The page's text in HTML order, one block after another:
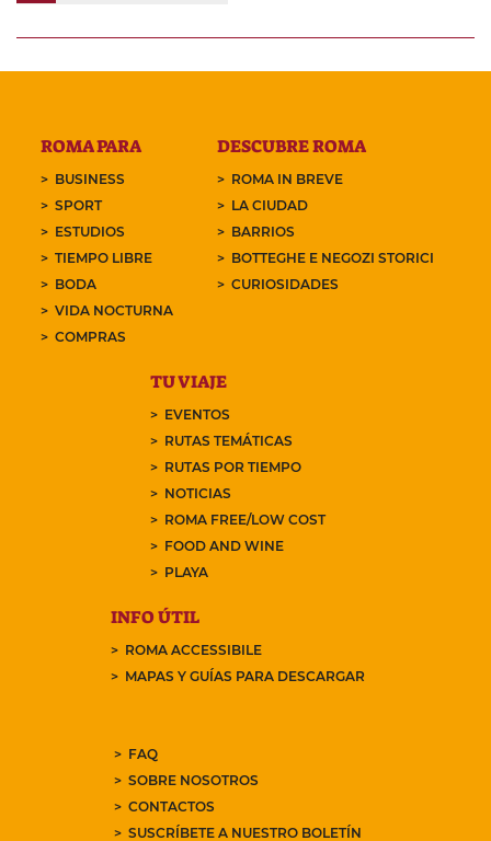
ROMA PARA
BUSINESS
SPORT
ESTUDIOS
TIEMPO LIBRE
BODA
VIDA NOCTURNA
COMPRAS
DESCUBRE ROMA
ROMA IN BREVE
LA CIUDAD
BARRIOS
BOTTEGHE E NEGOZI STORICI
CURIOSIDADES
TU VIAJE
EVENTOS
RUTAS TEMÁTICAS
RUTAS POR TIEMPO
NOTICIAS
ROMA FREE/LOW COST
FOOD AND WINE
PLAYA
INFO ÚTIL
ROMA ACCESSIBILE
MAPAS Y GUÍAS PARA DESCARGAR
FAQ
SOBRE NOSOTROS
CONTACTOS
SUSCRÍBETE A NUESTRO BOLETÍN